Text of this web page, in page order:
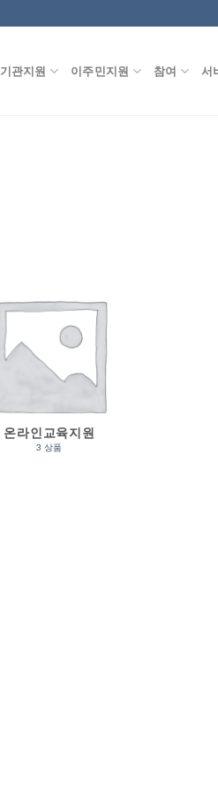
기관지원 이주민지원 참여 서
온라인교육지원
3 상품